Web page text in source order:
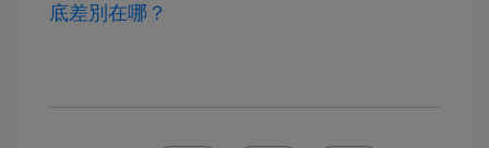
底差別在哪？